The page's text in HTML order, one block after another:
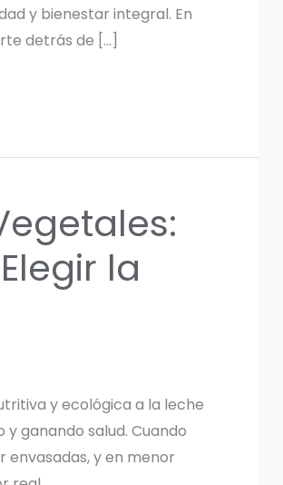
y bienestar integral. En
detrás de […]
la
y ecológica a la leche
ganando salud. Cuando
envasadas, y en menor